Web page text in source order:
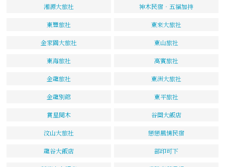
湘源大旅社 神木民宿‧五福加持
東豐旅社 東來大旅社
金家園大旅社 東山旅社
東海旅社 高賓旅社
金龍旅社 東洲大旅社
金龍別館 東平旅社
賞星閱木 谷關大飯店
汶山大旅社 戀戀風情民宿
龍谷大飯店 部印可下